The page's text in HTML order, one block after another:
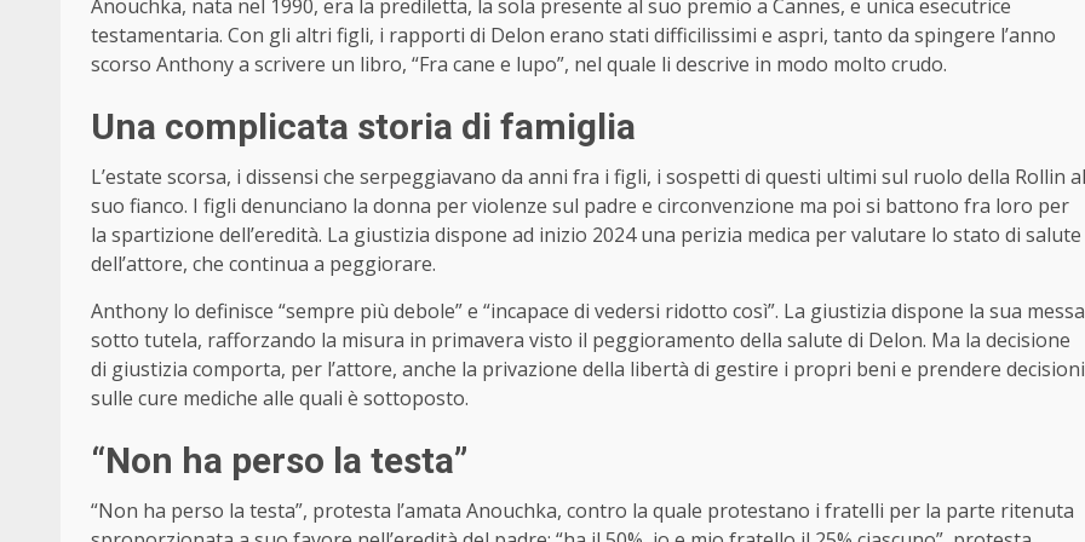
Anouchka, nata nel 1990, era la prediletta, la sola presente al suo premio a Cannes, e unica esecutrice
testamentaria. Con gli altri figli, i rapporti di Delon erano stati difficilissimi e aspri, tanto da spingere l’anno
scorso Anthony a scrivere un libro, “Fra cane e lupo”, nel quale li descrive in modo molto crudo.
Una complicata storia di famiglia
L’estate scorsa, i dissensi che serpeggiavano da anni fra i figli, i sospetti di questi ultimi sul ruolo della Rollin al
suo fianco. I figli denunciano la donna per violenze sul padre e circonvenzione ma poi si battono fra loro per
la spartizione dell’eredità. La giustizia dispone ad inizio 2024 una perizia medica per valutare lo stato di salute
dell’attore, che continua a peggiorare.
Anthony lo definisce “sempre più debole” e “incapace di vedersi ridotto così”. La giustizia dispone la sua messa
sotto tutela, rafforzando la misura in primavera visto il peggioramento della salute di Delon. Ma la decisione
di giustizia comporta, per l’attore, anche la privazione della libertà di gestire i propri beni e prendere decisioni
sulle cure mediche alle quali è sottoposto.
“Non ha perso la testa”
“Non ha perso la testa”, protesta l’amata Anouchka, contro la quale protestano i fratelli per la parte ritenuta